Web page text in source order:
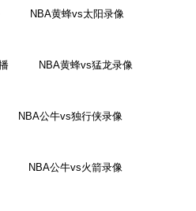
NBA黄蜂vs太阳录像
NBA黄蜂vs猛龙录像
NBA公牛vs独行侠录像
NBA公牛vs火箭录像